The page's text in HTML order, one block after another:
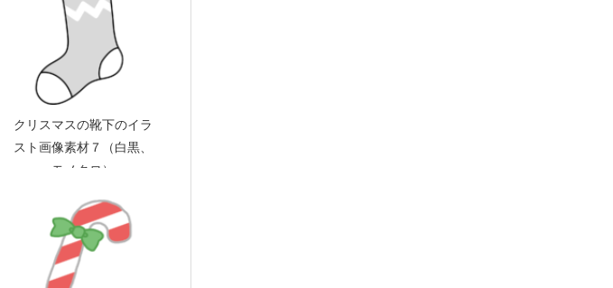
クリスマスの靴下のイラ
スト画像素材７（白黒、
モノクロ）